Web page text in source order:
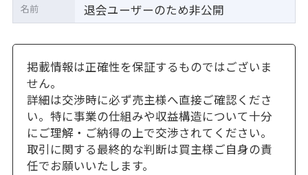
退会ユーザーのため非公開
名前
掲載情報は正確性を保証するものではございま
せん。
詳細は交渉時に必ず売主様へ直接ご確認くださ
い。特に事業の仕組みや収益構造について十分
にご理解・ご納得の上で交渉されてください。
取引に関する最終的な判断は買主様ご自身の責
任でお願いいたします。